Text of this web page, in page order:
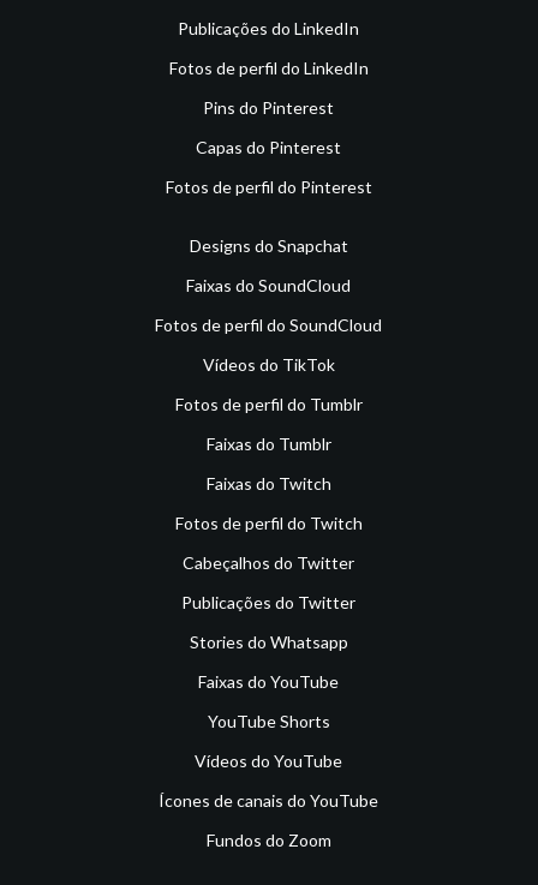
Publicações do LinkedIn
Fotos de perfil do LinkedIn
Pins do Pinterest
Capas do Pinterest
Fotos de perfil do Pinterest
Designs do Snapchat
Faixas do SoundCloud
Fotos de perfil do SoundCloud
Vídeos do TikTok
Fotos de perfil do Tumblr
Faixas do Tumblr
Faixas do Twitch
Fotos de perfil do Twitch
Cabeçalhos do Twitter
Publicações do Twitter
Stories do Whatsapp
Faixas do YouTube
YouTube Shorts
Vídeos do YouTube
Ícones de canais do YouTube
Fundos do Zoom